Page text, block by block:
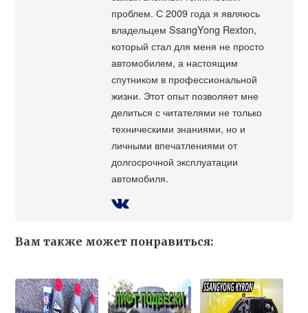
проблем. С 2009 года я являюсь
владельцем SsangYong Rexton,
который стал для меня не просто
автомобилем, а настоящим
спутником в профессиональной
жизни. Этот опыт позволяет мне
делиться с читателями не только
техническими знаниями, но и
личными впечатлениями от
долгосрочной эксплуатации
автомобиля.
Вам также может понравиться: